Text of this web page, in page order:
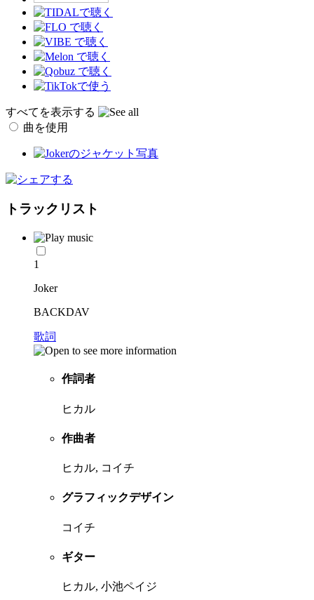
すべてを表示する
曲を使用
トラックリスト
1
Joker
BACKDAV
歌詞
作詞者
ヒカル
作曲者
ヒカル, コイチ
グラフィックデザイン
コイチ
ギター
ヒカル, 小池ペイジ